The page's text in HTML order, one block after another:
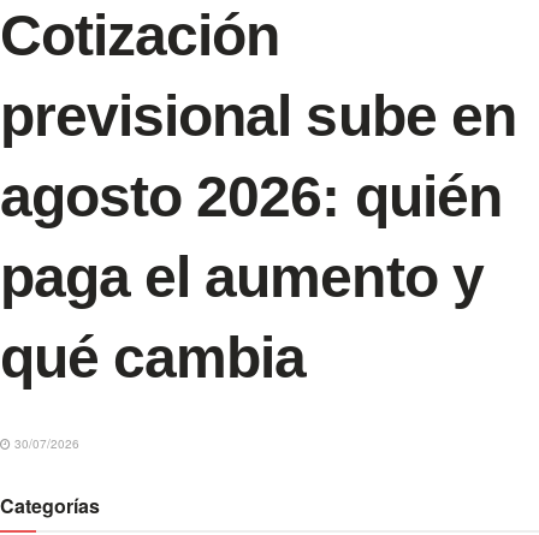
Cotización
previsional sube en
agosto 2026: quién
paga el aumento y
qué cambia
30/07/2026
Categorías